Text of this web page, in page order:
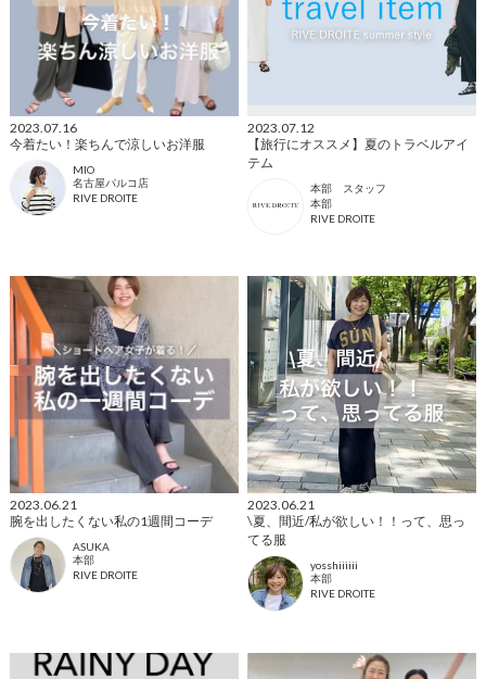
2023.07.16
今着たい！楽ちんで涼しいお洋服
MIO
名古屋パルコ店
RIVE DROITE
2023.07.12
【旅行にオススメ】夏のトラベルアイ
テム
本部 スタッフ
本部
RIVE DROITE
2023.06.21
腕を出したくない私の1週間コーデ
ASUKA
本部
RIVE DROITE
2023.06.21
\夏、間近/私が欲しい！！って、思っ
てる服
yosshiiiiii
本部
RIVE DROITE